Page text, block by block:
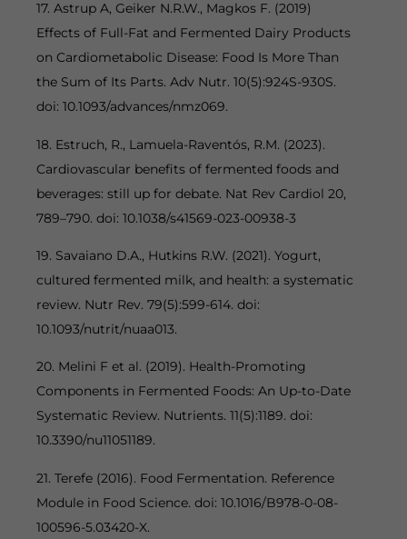
17. Astrup A, Geiker N.R.W., Magkos F. (2019)
Effects of Full-Fat and Fermented Dairy Products
on Cardiometabolic Disease: Food Is More Than
the Sum of Its Parts. Adv Nutr. 10(5):924S-930S.
doi: 10.1093/advances/nmz069.
18. Estruch, R., Lamuela-Raventós, R.M. (2023).
Cardiovascular benefits of fermented foods and
beverages: still up for debate. Nat Rev Cardiol 20,
789–790. doi: 10.1038/s41569-023-00938-3
19. Savaiano D.A., Hutkins R.W. (2021). Yogurt,
cultured fermented milk, and health: a systematic
review. Nutr Rev. 79(5):599-614. doi:
10.1093/nutrit/nuaa013.
20. Melini F et al. (2019). Health-Promoting
Components in Fermented Foods: An Up-to-Date
Systematic Review. Nutrients. 11(5):1189. doi:
10.3390/nu11051189.
21. Terefe (2016). Food Fermentation. Reference
Module in Food Science. doi: 10.1016/B978-0-08-
100596-5.03420-X.